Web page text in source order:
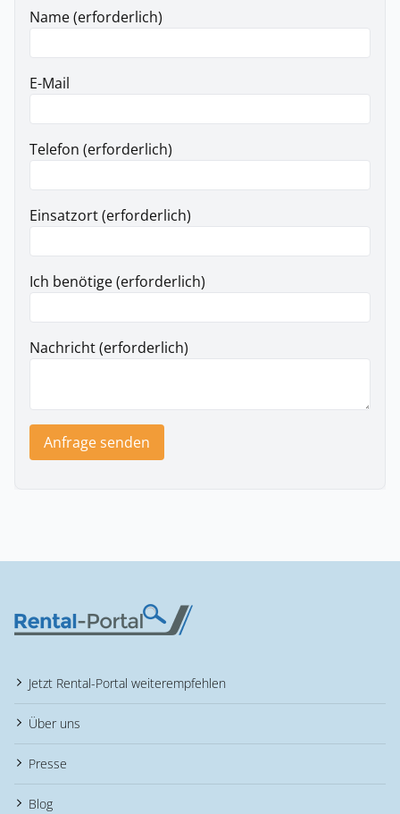
Name (erforderlich)
E-Mail
Telefon (erforderlich)
Einsatzort (erforderlich)
Ich benötige (erforderlich)
Nachricht (erforderlich)
Anfrage senden
Jetzt Rental-Portal weiterempfehlen
Über uns
Presse
Blog